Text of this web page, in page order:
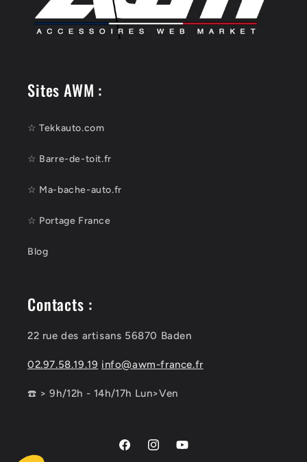
Sites AWM :
☆ Tekkauto.com
☆ Barre-de-toit.fr
☆ Ma-bache-auto.fr
☆ Portage France
Blog
Contacts :
22 rue des artisans 56870 Baden
02.97.58.19.19 info@awm-france.fr
☎️ > 9h/12h - 14h/17h Lun>Ven
FacebookInstagramYouTube